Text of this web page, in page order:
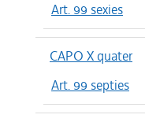
Art. 99 sexies
CAPO X quater
Art. 99 septies